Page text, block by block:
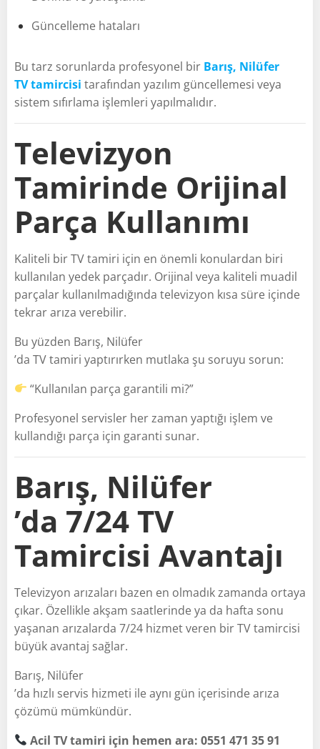
Güncelleme hataları
Bu tarz sorunlarda profesyonel bir Barış, Nilüfer
TV tamircisi tarafından yazılım güncellemesi veya
sistem sıfırlama işlemleri yapılmalıdır.
Televizyon
Tamirinde Orijinal
Parça Kullanımı
Kaliteli bir TV tamiri için en önemli konulardan biri
kullanılan yedek parçadır. Orijinal veya kaliteli muadil
parçalar kullanılmadığında televizyon kısa süre içinde
tekrar arıza verebilir.
Bu yüzden Barış, Nilüfer
’da TV tamiri yaptırırken mutlaka şu soruyu sorun:
“Kullanılan parça garantili mi?”
Profesyonel servisler her zaman yaptığı işlem ve
kullandığı parça için garanti sunar.
Barış, Nilüfer
’da 7/24 TV
Tamircisi Avantajı
Televizyon arızaları bazen en olmadık zamanda ortaya
çıkar. Özellikle akşam saatlerinde ya da hafta sonu
yaşanan arızalarda 7/24 hizmet veren bir TV tamircisi
büyük avantaj sağlar.
Barış, Nilüfer
’da hızlı servis hizmeti ile aynı gün içerisinde arıza
çözümü mümkündür.
Acil TV tamiri için hemen ara: 0551 471 35 91